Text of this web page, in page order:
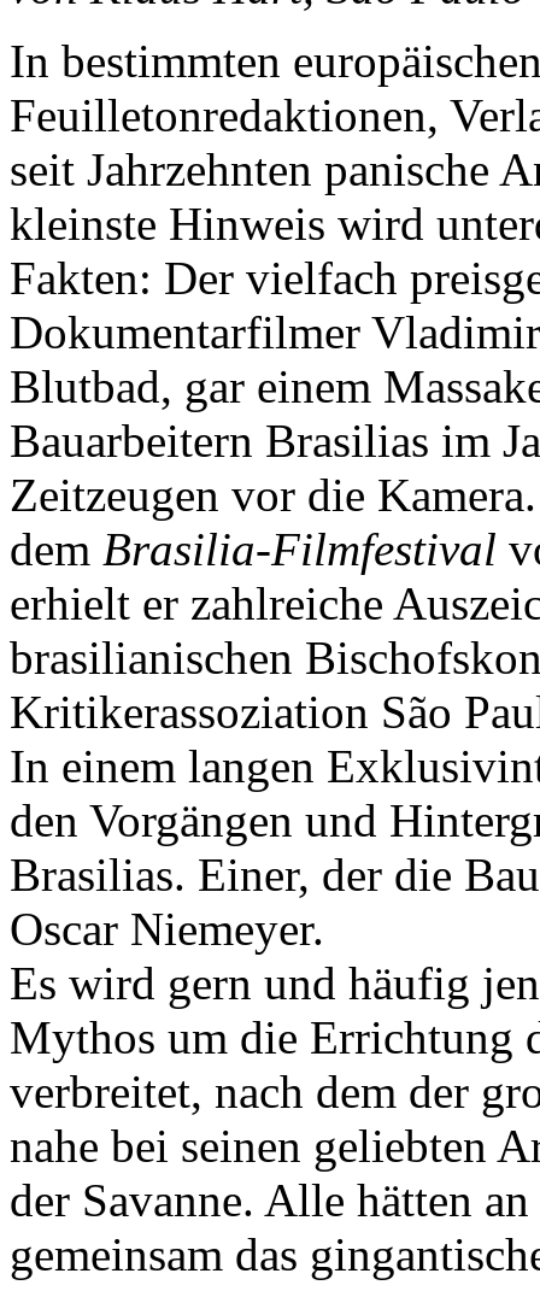
In bestimmten
Feuilletonredaktionen,
seit Jahrzehnten panische
kleinste Hinweis wird
Fakten: Der vielfach
Dokumentarfilmer
Blutbad, gar einem
Bauarbeitern Brasilias im
Zeitzeugen vor die
dem Brasilia-Filmfestival
erhielt er zahlreiche
brasilianischen
Kritikerassoziation São
In einem langen
den Vorgängen und
Brasilias. Einer, der die
Oscar Niemeyer.
Es wird gern und häufig
Mythos um die Errichtung
verbreitet, nach dem der
nahe bei seinen geliebten
der Savanne. Alle hätten
gemeinsam das